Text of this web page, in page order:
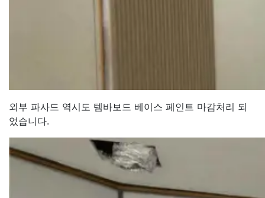
외부 파사드 역시도 템바보드 베이스 페인트 마감처리 되
었습니다.